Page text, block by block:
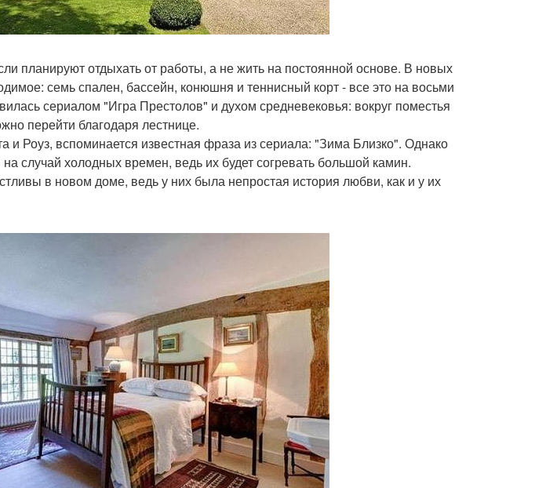
планируют отдыхать от работы, а не жить на постоянной основе. В новых
семь спален, бассейн, конюшня и теннисный корт - все это на восьми
сериалом "Игра Престолов" и духом средневековья: вокруг поместья
перейти благодаря лестнице.
и Роуз, вспоминается известная фраза из сериала: "Зима Близко". Однако
случай холодных времен, ведь их будет согревать большой камин.
в новом доме, ведь у них была непростая история любви, как и у их